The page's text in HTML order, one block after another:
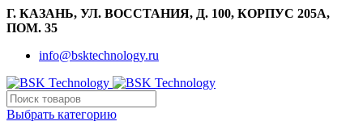
Г. КАЗАНЬ, УЛ. ВОССТАНИЯ, Д. 100, КОРПУС 205А,
ПОМ. 35
info@bsktechnology.ru
Выбрать категорию